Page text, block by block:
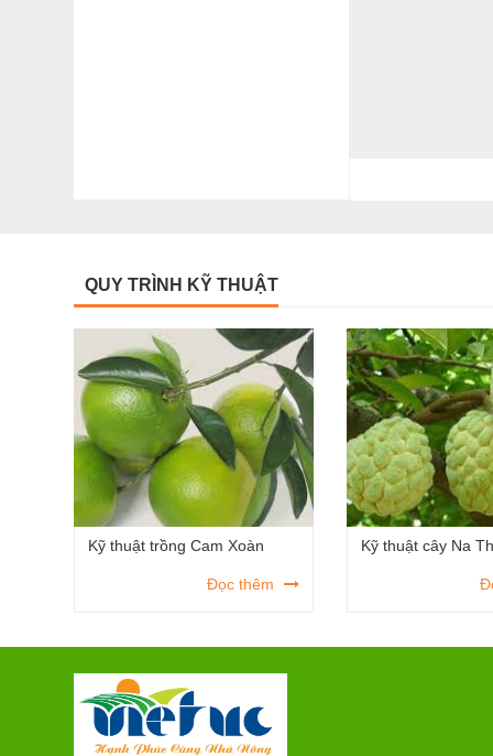
QUY TRÌNH KỸ THUẬT
Kỹ thuật trồng Cam Xoàn
Đọc thêm
Kỹ thuật cây Na